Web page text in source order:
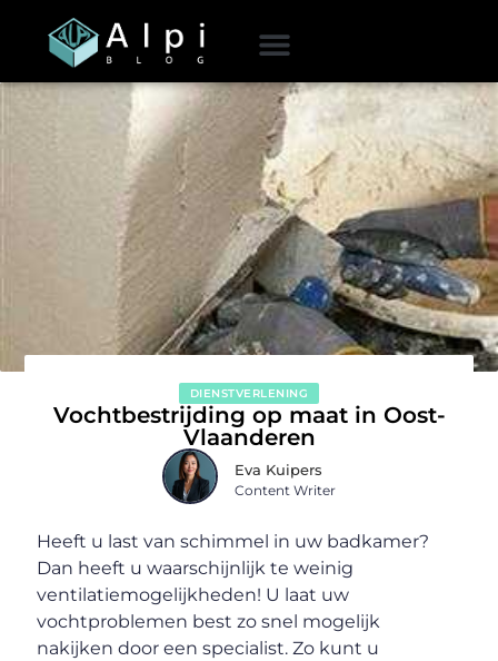
DIENSTVERLENING
Vochtbestrijding op maat in Oost-
Vlaanderen
Eva Kuipers
Content Writer
Heeft u last van schimmel in uw badkamer?
Dan heeft u waarschijnlijk te weinig
ventilatiemogelijkheden! U laat uw
vochtproblemen best zo snel mogelijk
nakijken door een specialist. Zo kunt u